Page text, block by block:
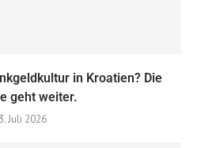
in Kroatien? Die
geht weiter.
Juli 2026